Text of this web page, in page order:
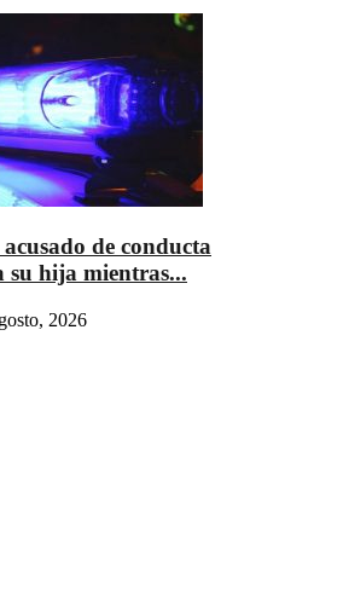
de conducta
hija mientras...
2026